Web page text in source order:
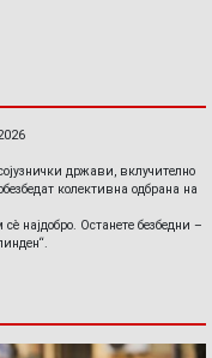
држави, вклучително
колективна одбрана на
најдобро. Останете безбедни –